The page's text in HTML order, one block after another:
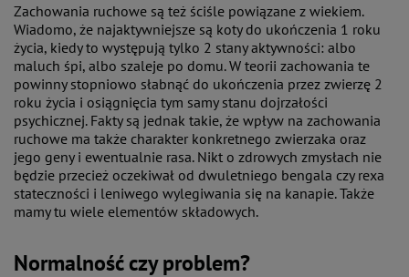
Zachowania ruchowe są też ściśle powiązane z wiekiem.
Wiadomo, że najaktywniejsze są koty do ukończenia 1 roku
życia, kiedy to występują tylko 2 stany aktywności: albo
maluch śpi, albo szaleje po domu. W teorii zachowania te
powinny stopniowo słabnąć do ukończenia przez zwierzę 2
roku życia i osiągnięcia tym samy stanu dojrzałości
psychicznej. Fakty są jednak takie, że wpływ na zachowania
ruchowe ma także charakter konkretnego zwierzaka oraz
jego geny i ewentualnie rasa. Nikt o zdrowych zmysłach nie
będzie przecież oczekiwał od dwuletniego bengala czy rexa
stateczności i leniwego wylegiwania się na kanapie. Także
mamy tu wiele elementów składowych.
Normalność czy problem?